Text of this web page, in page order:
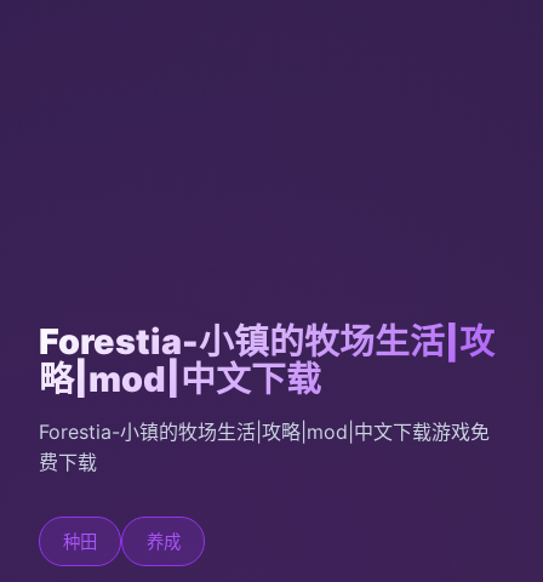
Forestia-小镇的牧场生活|攻
略|mod|中文下载
Forestia-小镇的牧场生活|攻略|mod|中文下载游戏免
费下载
种田 养成